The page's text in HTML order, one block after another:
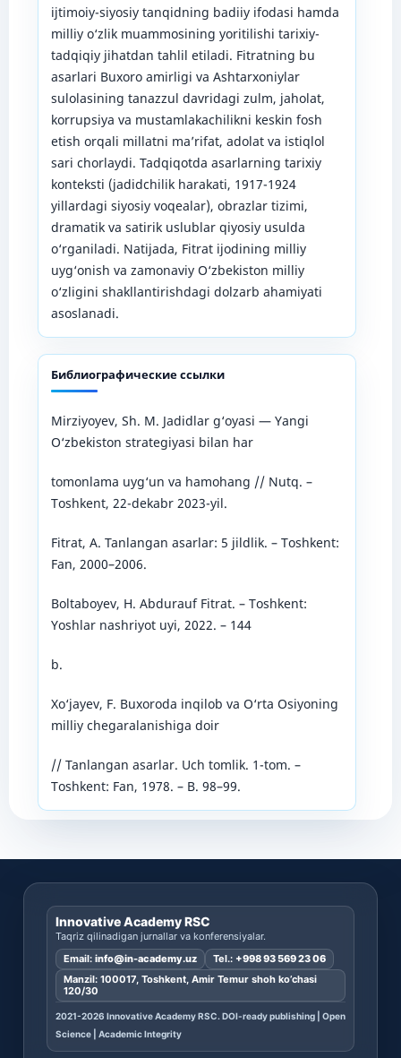
ijtimoiy-siyosiy tanqidning badiiy ifodasi hamda
milliy o‘zlik muammosining yoritilishi tarixiy-
tadqiqiy jihatdan tahlil etiladi. Fitratning bu
asarlari Buxoro amirligi va Ashtarxoniylar
sulolasining tanazzul davridagi zulm, jaholat,
korrupsiya va mustamlakachilikni keskin fosh
etish orqali millatni ma’rifat, adolat va istiqlol
sari chorlaydi. Tadqiqotda asarlarning tarixiy
konteksti (jadidchilik harakati, 1917-1924
yillardagi siyosiy voqealar), obrazlar tizimi,
dramatik va satirik uslublar qiyosiy usulda
o‘rganiladi. Natijada, Fitrat ijodining milliy
uyg‘onish va zamonaviy O‘zbekiston milliy
o‘zligini shakllantirishdagi dolzarb ahamiyati
asoslanadi.
Библиографические ссылки
Mirziyoyev, Sh. M. Jadidlar g‘oyasi — Yangi
O‘zbekiston strategiyasi bilan har
tomonlama uyg‘un va hamohang // Nutq. –
Toshkent, 22-dekabr 2023-yil.
Fitrat, A. Tanlangan asarlar: 5 jildlik. – Toshkent:
Fan, 2000–2006.
Boltaboyev, H. Abdurauf Fitrat. – Toshkent:
Yoshlar nashriyot uyi, 2022. – 144
b.
Xo‘jayev, F. Buxoroda inqilob va O‘rta Osiyoning
milliy chegaralanishiga doir
// Tanlangan asarlar. Uch tomlik. 1-tom. –
Toshkent: Fan, 1978. – B. 98–99.
Innovative Academy RSC
Taqriz qilinadigan jurnallar va konferensiyalar.
Email: info@in-academy.uz Tel.: +998 93 569 23 06
Manzil: 100017, Toshkent, Amir Temur shoh ko’chasi
120/30
2021-2026 Innovative Academy RSC. DOI-ready publishing | Open
Science | Academic Integrity